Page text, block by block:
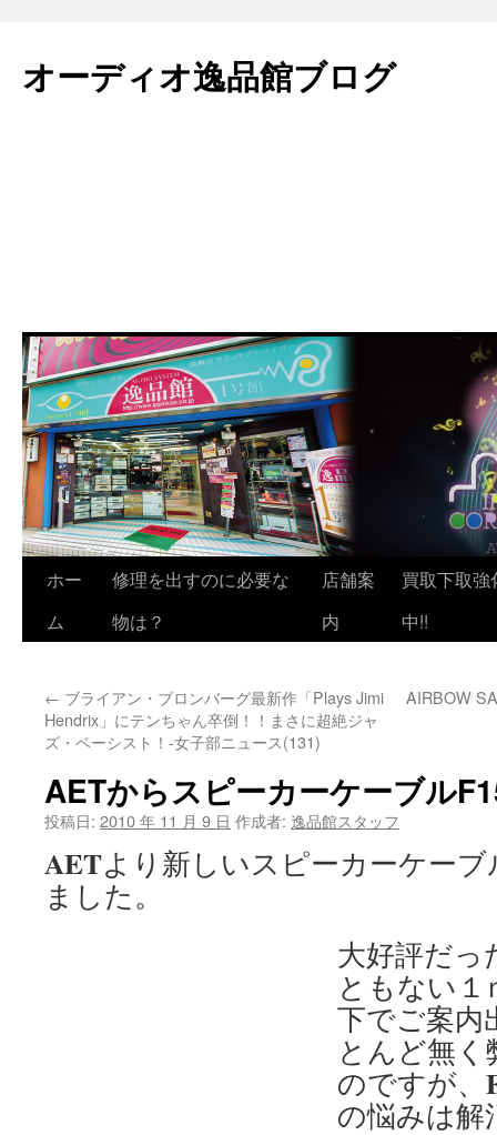
テ
ン
オーディオ逸品館ブログ
ホー
ム
修理を出すのに必要な
物は？
店舗案
内
買取下取強
中!!
← ブライアン・ブロンバーグ最新作「Plays Jimi
Hendrix」にテンちゃん卒倒！！まさに超絶ジャ
ズ・ベーシスト！-女子部ニュース(131)
AIRBOW
AETからスピーカーケーブル
投稿日: 2010 年 11 月 9 日 作成者: 逸品館スタッフ
AETより新しいスピーカーケーブ
ました。
大好評だっ
ともない
下でご案内
とんど無
のですが、
の悩みは解